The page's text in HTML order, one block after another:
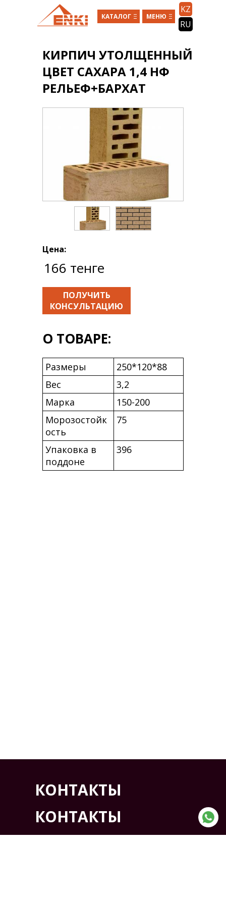
Перейти к основному содержанию
КАТАЛОГ МЕНЮ
KZ
RU
КИРПИЧ УТОЛЩЕННЫЙ
ЦВЕТ САХАРА 1,4 НФ
РЕЛЬЕФ+БАРХАТ
Цена:
166 тенге
ПОЛУЧИТЬ
КОНСУЛЬТАЦИЮ
О ТОВАРЕ:
Размеры
250*120*88
Вес
3,2
Марка
150-200
Морозостойк
ость
75
Упаковка в
поддоне
396
КОНТАКТЫ
КОНТАКТЫ